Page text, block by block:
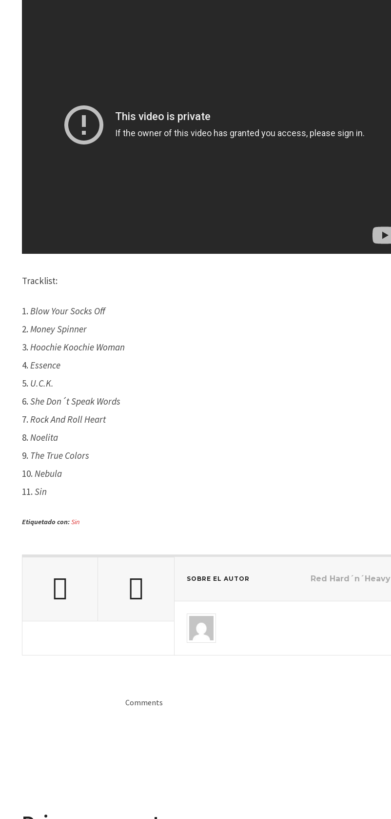
Tracklist:
Blow Your Socks Off
Money Spinner
Hoochie Koochie Woman
Essence
U.C.K.
She Don´t Speak Words
Rock And Roll Heart
Noelita
The True Colors
Nebula
Sin
Etiquetado con:Sin
SOBRE EL AUTOR Red Hard´n´Heavy
Comments